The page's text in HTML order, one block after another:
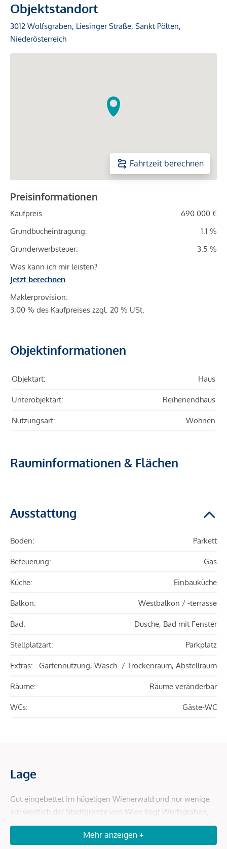
Objektstandort
3012 Wolfsgraben, Liesinger Straße, Sankt Pölten,
Niederösterreich
Fahrtzeit berechnen
Preisinformationen
Kaufpreis
690.000 €
Grundbucheintragung:
1.1 %
Grunderwerbsteuer:
3.5 %
Was kann ich mir leisten?
Jetzt berechnen
Maklerprovision:
3,00 % des Kaufpreises zzgl. 20 % USt.
Objektinformationen
Objektart: Haus
Unterobjektart: Reihenendhaus
Nutzungsart: Wohnen
Rauminformationen & Flächen
Ausstattung
Boden: Parkett
Befeuerung: Gas
Küche: Einbauküche
Balkon: Westbalkon / -terrasse
Bad: Dusche, Bad mit Fenster
Stellplatzart: Parkplatz
Extras: Gartennutzung, Wasch- / Trockenraum, Abstellraum
Räume: Räume veränderbar
WCs: Gäste-WC
Lage
Gut eingebettet im hügeligen Wienerwald und nur wenige
km westlich der Stadtgrenze von Wien liegt Wolfsgraben,
eine grüne Wohfühloase, bei der 66% der Fläche bewaldet
sind und sich ebenso der Wienerwaldsee ums Eck befindet.
Mehr anzeigen +